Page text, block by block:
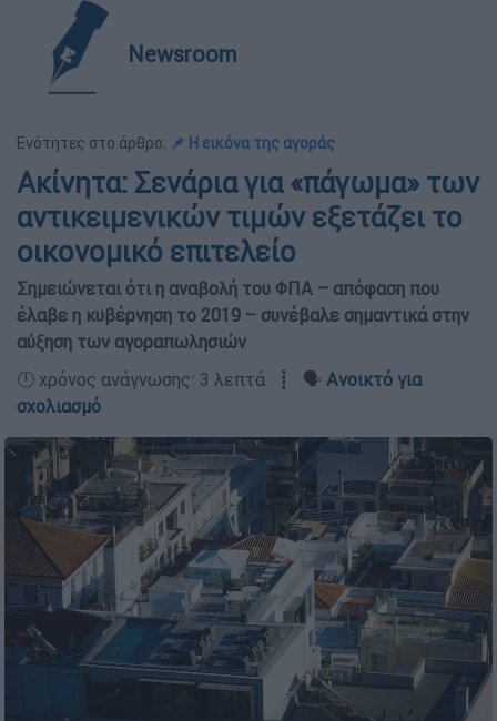
Newsroom
Ενότητες στο άρθρο: 📌 Η εικόνα της αγοράς
Ακίνητα: Σενάρια για «πάγωμα» των
αντικειμενικών τιμών εξετάζει το
οικονομικό επιτελείο
Σημειώνεται ότι η αναβολή του ΦΠΑ – απόφαση που
έλαβε η κυβέρνηση το 2019 – συνέβαλε σημαντικά στην
αύξηση των αγοραπωλησιών
🕛 χρόνος ανάγνωσης: 3 λεπτά ┋ 🗣️ Ανοικτό για
σχολιασμό